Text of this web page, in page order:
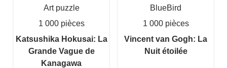
Art puzzle
1 000 pièces
Katsushika Hokusai: La
Grande Vague de
Kanagawa
BlueBird
1 000 pièces
Vincent van Gogh: La
Nuit étoilée